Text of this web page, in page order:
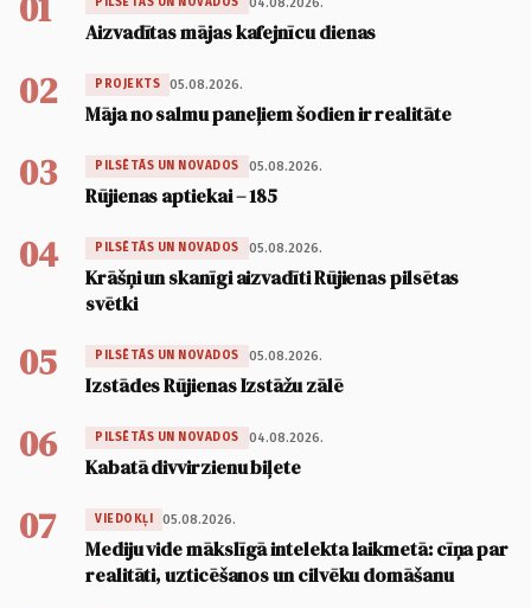
Aizvadītas mājas kafejnīcu dienas
02 PROJEKTS 05.08.2026.
Māja no salmu paneļiem šodien ir realitāte
03 PILSĒTĀS UN NOVADOS 05.08.2026.
Rūjienas aptiekai – 185
04 PILSĒTĀS UN NOVADOS 05.08.2026.
Krāšņi un skanīgi aizvadīti Rūjienas pilsētas
svētki
05 PILSĒTĀS UN NOVADOS 05.08.2026.
Izstādes Rūjienas Izstāžu zālē
06 PILSĒTĀS UN NOVADOS 04.08.2026.
Kabatā divvirzienu biļete
07 VIEDOKĻI 05.08.2026.
Mediju vide mākslīgā intelekta laikmetā: cīņa par
realitāti, uzticēšanos un cilvēku domāšanu